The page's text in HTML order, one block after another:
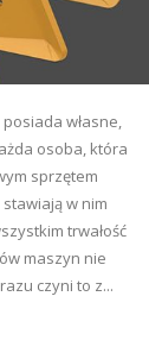
własne,
osoba, która
sprzętem
w nim
trwałość
maszyn nie
czyni to z...